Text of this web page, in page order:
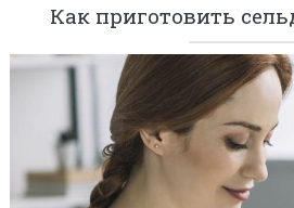
Как приготовить